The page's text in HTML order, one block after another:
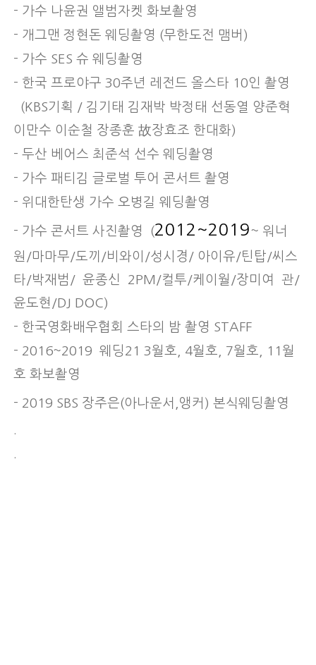
- 가수 나윤권 앨범자켓 화보촬영
- 개그맨 정현돈 웨딩촬영 (무한도전 맴버)
- 가수 SES 슈 웨딩촬영
- 한국 프로야구 30주년 레전드 올스타 10인 촬영
(KBS기획 / 김기태 김재박 박정태 선동열 양준혁
이만수 이순철 장종훈 故장효조 한대화)
- 두산 베어스 최준석 선수 웨딩촬영
- 가수 패티김 글로벌 투어 콘서트 촬영
- 위대한탄생 가수 오병길 웨딩촬영
- 가수 콘서트 사진촬영 (2012~2019~ 워너
원/마마무/도끼/비와이/성시경/ 아이유/틴탑/씨스
타/박재범/ 윤종신 2PM/컬투/케이월/장미여 관/
윤도현/DJ DOC)
- 한국영화배우협회 스타의 밤 촬영 STAFF
- 2016~2019 웨딩21 3월호, 4월호, 7월호, 11월
호 화보촬영
- 2019 SBS 장주은(아나운서,앵커) 본식웨딩촬영